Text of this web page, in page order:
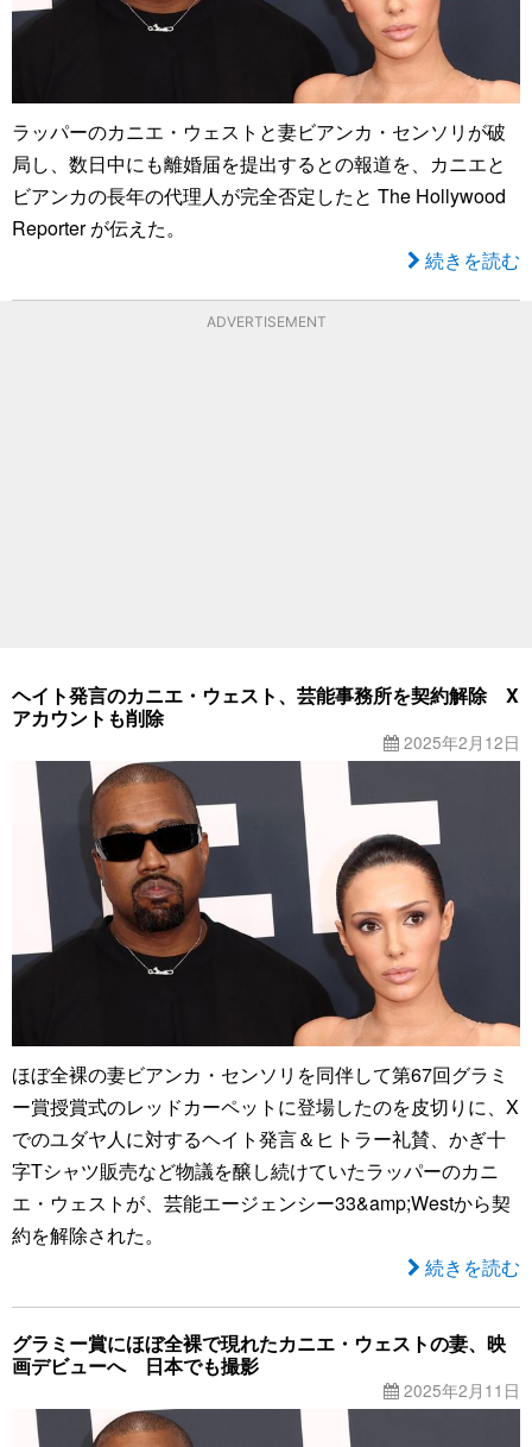
ラッパーのカニエ・ウェストと妻ビアンカ・センソリが破
局し、数日中にも離婚届を提出するとの報道を、カニエと
ビアンカの長年の代理人が完全否定したと The Hollywood
Reporter が伝えた。
続きを読む
ADVERTISEMENT
ヘイト発言のカニエ・ウェスト、芸能事務所を契約解除 X
アカウントも削除
2025年2月12日
ほぼ全裸の妻ビアンカ・センソリを同伴して第67回グラミ
ー賞授賞式のレッドカーペットに登場したのを皮切りに、X
でのユダヤ人に対するヘイト発言＆ヒトラー礼賛、かぎ十
字Tシャツ販売など物議を醸し続けていたラッパーのカニ
エ・ウェストが、芸能エージェンシー33&amp;Westから契
約を解除された。
続きを読む
グラミー賞にほぼ全裸で現れたカニエ・ウェストの妻、映
画デビューへ 日本でも撮影
2025年2月11日